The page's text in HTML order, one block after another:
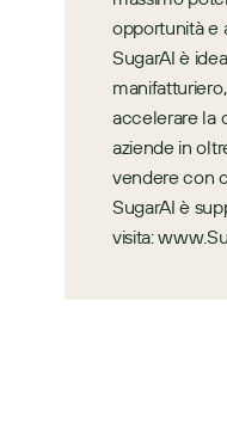
opportunità e
SugarAI è
accelerare la
aziende in
vendere con
SugarAI è
visita: